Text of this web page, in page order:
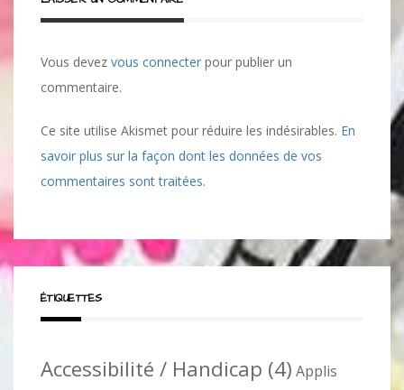
Vous devez vous connecter pour publier un
commentaire.
Ce site utilise Akismet pour réduire les indésirables. En
savoir plus sur la façon dont les données de vos
commentaires sont traitées.
ÉTIQUETTES
Accessibilité / Handicap (4) Applis